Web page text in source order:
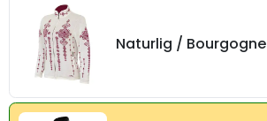
Naturlig / Bourgogne